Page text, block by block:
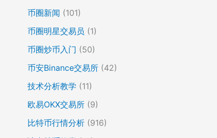
币圈新闻 (101)
币圈明星交易员 (1)
币圈炒币入门 (50)
币安Binance交易所 (42)
技术分析教学 (11)
欧易OKX交易所 (9)
比特币行情分析 (916)